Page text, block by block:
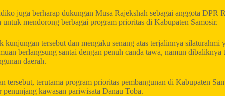
juga berharap dukungan Musa Rajekshah sebagai anggota DPR
mendorong berbagai program prioritas di Kabupaten Samosir.
tersebut dan mengaku senang atas terjalinnya silaturahmi
berlangsung santai dengan penuh canda tawa, namun dibaliknya
daerah.
tersebut, terutama program prioritas pembangunan di Kabupaten
kawasan pariwisata Danau Toba.